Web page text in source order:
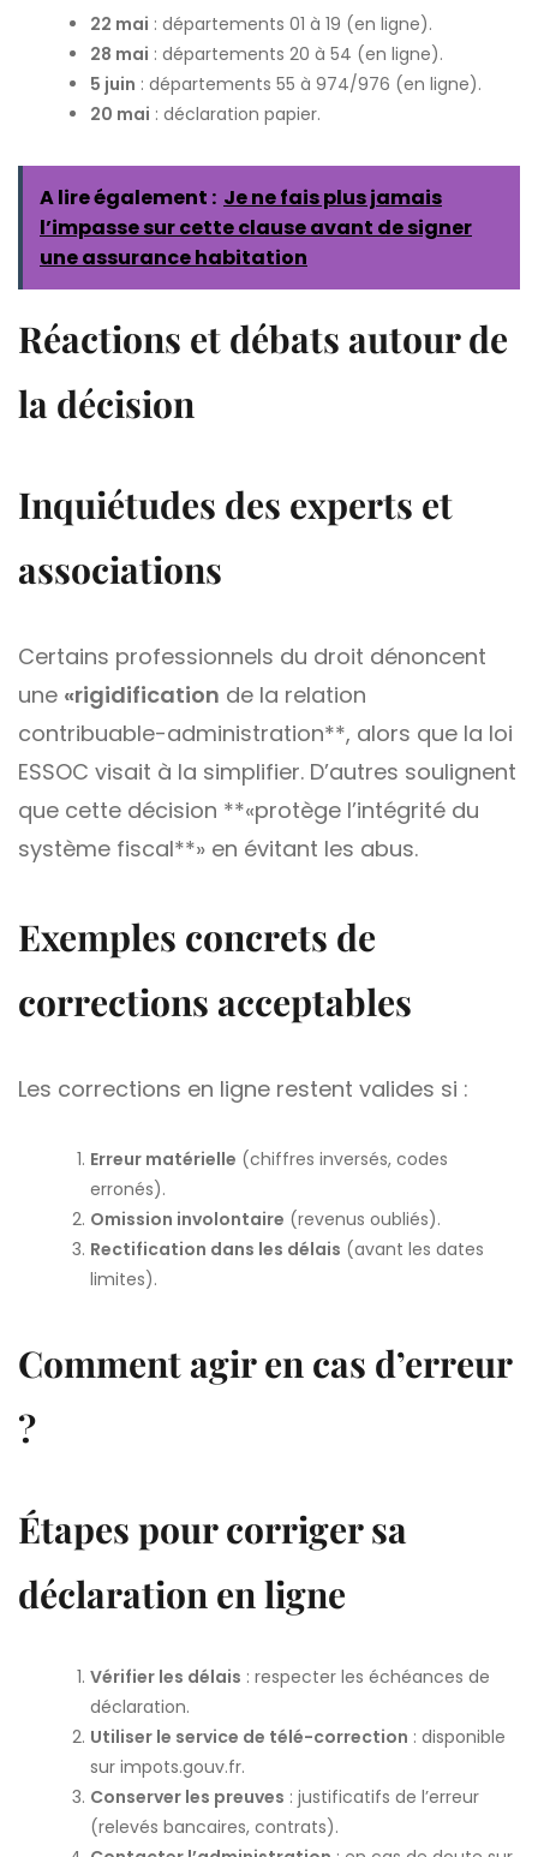
22 mai : départements 01 à 19 (en ligne).
28 mai : départements 20 à 54 (en ligne).
5 juin : départements 55 à 974/976 (en ligne).
20 mai : déclaration papier.
A lire également : Je ne fais plus jamais
l’impasse sur cette clause avant de signer
une assurance habitation
Réactions et débats autour de
la décision
Inquiétudes des experts et
associations
Certains professionnels du droit dénoncent
une «rigidification de la relation
contribuable-administration**, alors que la loi
ESSOC visait à la simplifier. D’autres soulignent
que cette décision **«protège l’intégrité du
système fiscal**» en évitant les abus.
Exemples concrets de
corrections acceptables
Les corrections en ligne restent valides si :
Erreur matérielle (chiffres inversés, codes
erronés).
Omission involontaire (revenus oubliés).
Rectification dans les délais (avant les dates
limites).
Comment agir en cas d’erreur
?
Étapes pour corriger sa
déclaration en ligne
Vérifier les délais : respecter les échéances de
déclaration.
Utiliser le service de télé-correction : disponible
sur impots.gouv.fr.
Conserver les preuves : justificatifs de l’erreur
(relevés bancaires, contrats).